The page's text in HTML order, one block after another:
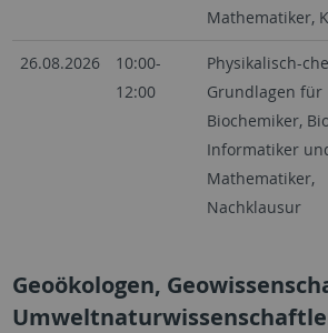
Mathematiker,
26.08.2026
10:00-
12:00
Physikalisch-
Grundlagen für
Biochemiker,
Informatiker
Mathematiker,
Nachklausur
Geoökologen,